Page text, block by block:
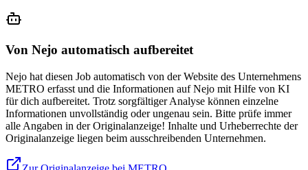
Von Nejo automatisch aufbereitet
Nejo hat diesen Job automatisch von der Website des Unternehmens
METRO erfasst und die Informationen auf Nejo mit Hilfe von KI
für dich aufbereitet. Trotz sorgfältiger Analyse können einzelne
Informationen unvollständig oder ungenau sein. Bitte prüfe immer
alle Angaben in der Originalanzeige! Inhalte und Urheberrechte der
Originalanzeige liegen beim ausschreibenden Unternehmen.